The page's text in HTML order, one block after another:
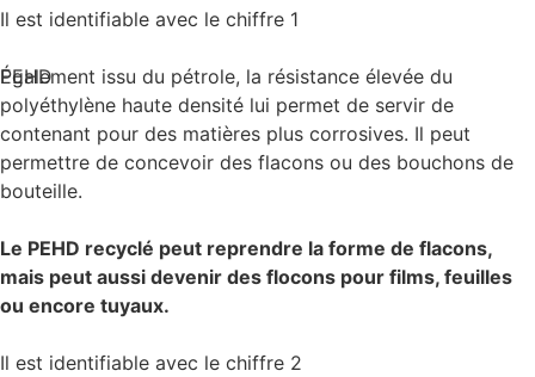
Il est identifiable avec le chiffre 1
PEHD
Également issu du pétrole, la résistance élevée du
polyéthylène haute densité lui permet de servir de
contenant pour des matières plus corrosives. Il peut
permettre de concevoir des flacons ou des bouchons de
bouteille.
Le PEHD recyclé peut reprendre la forme de flacons,
mais peut aussi devenir des flocons pour films, feuilles
ou encore tuyaux.
Il est identifiable avec le chiffre 2